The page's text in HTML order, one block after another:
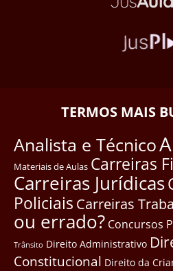
TERMOS MAIS
Analista e Técnico
Materiais de Aulas Carreiras
Carreiras Jurídicas
Policiais Carreiras
ou errado? Concursos
Trânsito Direito Administrativo
Constitucional Direito da